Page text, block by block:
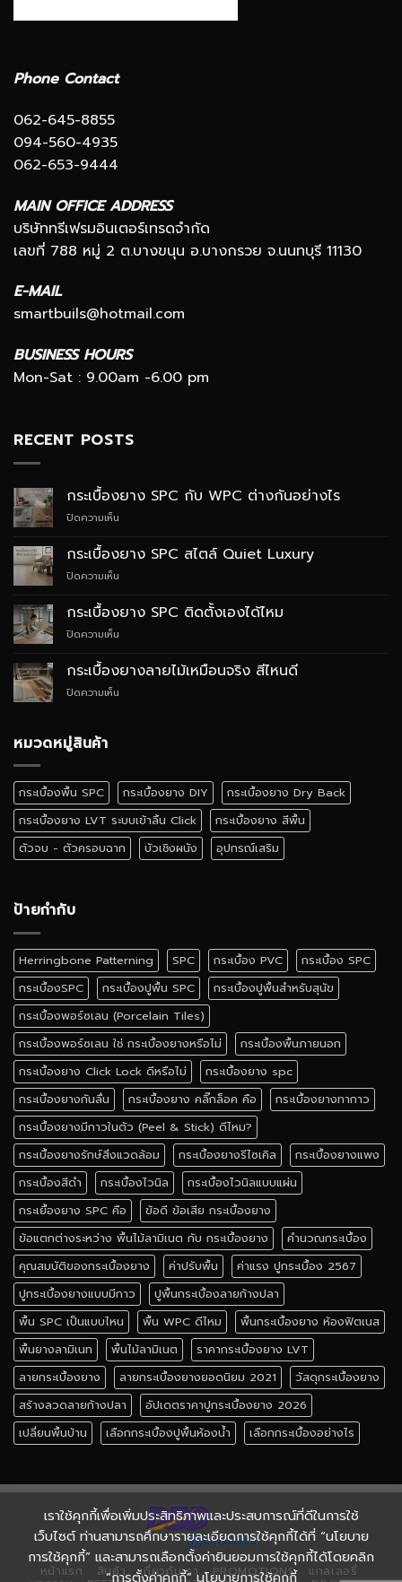
Phone Contact
062-645-8855
094-560-4935
062-653-9444
MAIN OFFICE ADDRESS
บริษัททรีเฟรมอินเตอร์เทรดจำกัด
เลขที่ 788 หมู่ 2 ต.บางขนุน อ.บางกรวย จ.นนทบุรี 11130
E-MAIL
smartbuils@hotmail.com
BUSINESS HOURS
Mon-Sat : 9.00am -6.00 pm
RECENT POSTS
กระเบื้องยาง SPC กับ WPC ต่างกันอย่างไร
ปิดความเห็น
ยาง
SPC
ต่าง
กระเบื้องยาง SPC สไตล์ Quiet Luxury
ปิดความเห็น
ยาง
SPC
Luxury
กระเบื้องยาง SPC ติดตั้งเองได้ไหม
ปิดความเห็น
ยาง
SPC
กระเบื้องยางลายไม้เหมือนจริง สีไหนดี
ปิดความเห็น
สี
ไหน
ดี
หมวดหมู่สินค้า
กระเบื้องพื้น SPC กระเบื้องยาง DIY
กระเบื้องยาง Dry Back
กระเบื้องยาง LVT ระบบเข้าลิ้น Click
กระเบื้องยาง สีพื้น
ตัวจบ - ตัวครอบฉาก
บัวเชิงผนัง อุปกรณ์เสริม
ป้ายกำกับ
Herringbone Patterning SPC กระเบื้อง PVC
กระเบื้อง SPC
กระเบื้องSPC
กระเบื้องปูพื้น SPC
กระเบื้องปูพื้นสำหรับสุนัข
กระเบื้องพอร์ซเลน (Porcelain Tiles)
กระเบื้องพอร์ซเลน ใช่ กระเบื้องยางหรือไม่
กระเบื้องพื้นภายนอก
กระเบื้องยาง Click Lock ดีหรือไม่
กระเบื้องยาง spc
กระเบื้องยางกันลื่น
กระเบื้องยาง คลิ๊กล็อค คือ
กระเบื้องยางทากาว
กระเบื้องยางมีกาวในตัว (Peel & Stick) ดีไหม?
กระเบื้องยางรักษ์สิ่งแวดล้อม
กระเบื้องยางรีไซเคิล
กระเบื้องยางแพง
กระเบื้องสีดำ
กระเบื้องไวนิล
กระเบื้องไวนิลแบบแผ่น
กระเยื้องยาง SPC คือ
ข้อดี ข้อเสีย กระเบื้องยาง
ข้อแตกต่างระหว่าง พื้นไม้ลามิเนต กับ กระเบื้องยาง
คำนวณกระเบื้อง
คุณสมบัติของกระเบื้องยาง
ค่าปรับพื้น
ค่าแรง ปูกระเบื้อง 2567
ปูกระเบื้องยางแบบมีกาว
ปูพื้นกระเบื้องลายก้างปลา
พื้น SPC เป็นแบบไหน
พื้น WPC ดีไหม
พื้นกระเบื้องยาง ห้องฟิตเนส
พื้นยางลามิเนท
พื้นไม้ลามิเนต
ราคากระเบื้องยาง LVT
ลายกระเบื้องยาง
ลายกระเบื้องยางยอดนิยม 2021
วัสดุกระเบื้องยาง
สร้างลวดลายก้างปลา
อัปเดตราคาปูกระเบื้องยาง 2026
เปลี่ยนพื้นบ้าน
เลือกกระเบื้องปูพื้นห้องน้ำ เลือกกระเบื้องอย่างไร
หน้าแรก สินค้า เกี่ยวกับเรา PROMOTIONS แกลเลอรี่
เราใช้คุกกี้เพื่อเพิ่มประสิทธิภาพและประสบการณ์ที่ดีในการใช้
เว็บไซต์ ท่านสามารถศึกษารายละเอียดการใช้คุกกี้ได้ที่ “นโยบาย
การใช้คุกกี้” และสามารถเลือกตั้งค่ายินยอมการใช้คุกกี้ได้โดยคลิก
“การตั้งค่าคุกกี้” นโยบายการใช้คุกกี้